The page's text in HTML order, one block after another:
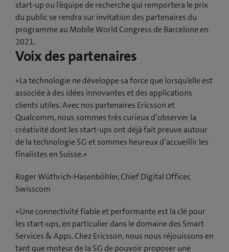
start-up ou l’équipe de recherche qui remportera le prix
du public se rendra sur invitation des partenaires du
programme au Mobile World Congress de Barcelone en
2021.
Voix des partenaires
«La technologie ne développe sa force que lorsqu’elle est
associée à des idées innovantes et des applications
clients utiles. Avec nos partenaires Ericsson et
Qualcomm, nous sommes très curieux d’observer la
créativité dont les start-ups ont déjà fait preuve autour
de la technologie 5G et sommes heureux d’accueillir les
finalistes en Suisse.»
Roger Wüthrich-Hasenböhler, Chief Digital Officer,
Swisscom
«Une connectivité fiable et performante est la clé pour
les start-ups, en particulier dans le domaine des Smart
Services & Apps. Chez Ericsson, nous nous réjouissons en
tant que moteur de la 5G de pouvoir proposer une